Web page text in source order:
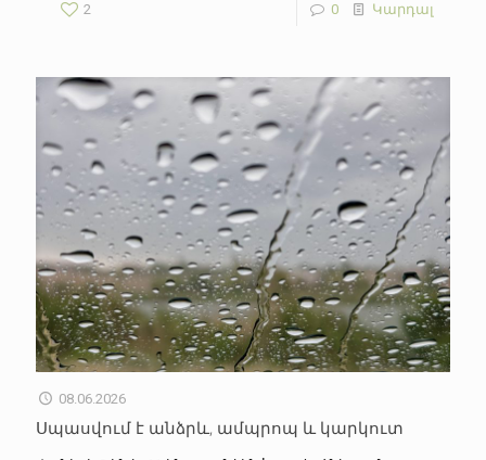
2 0 Կարդալ
08.06.2026
Սպասվում է անձրև, ամպրոպ և կարկուտ